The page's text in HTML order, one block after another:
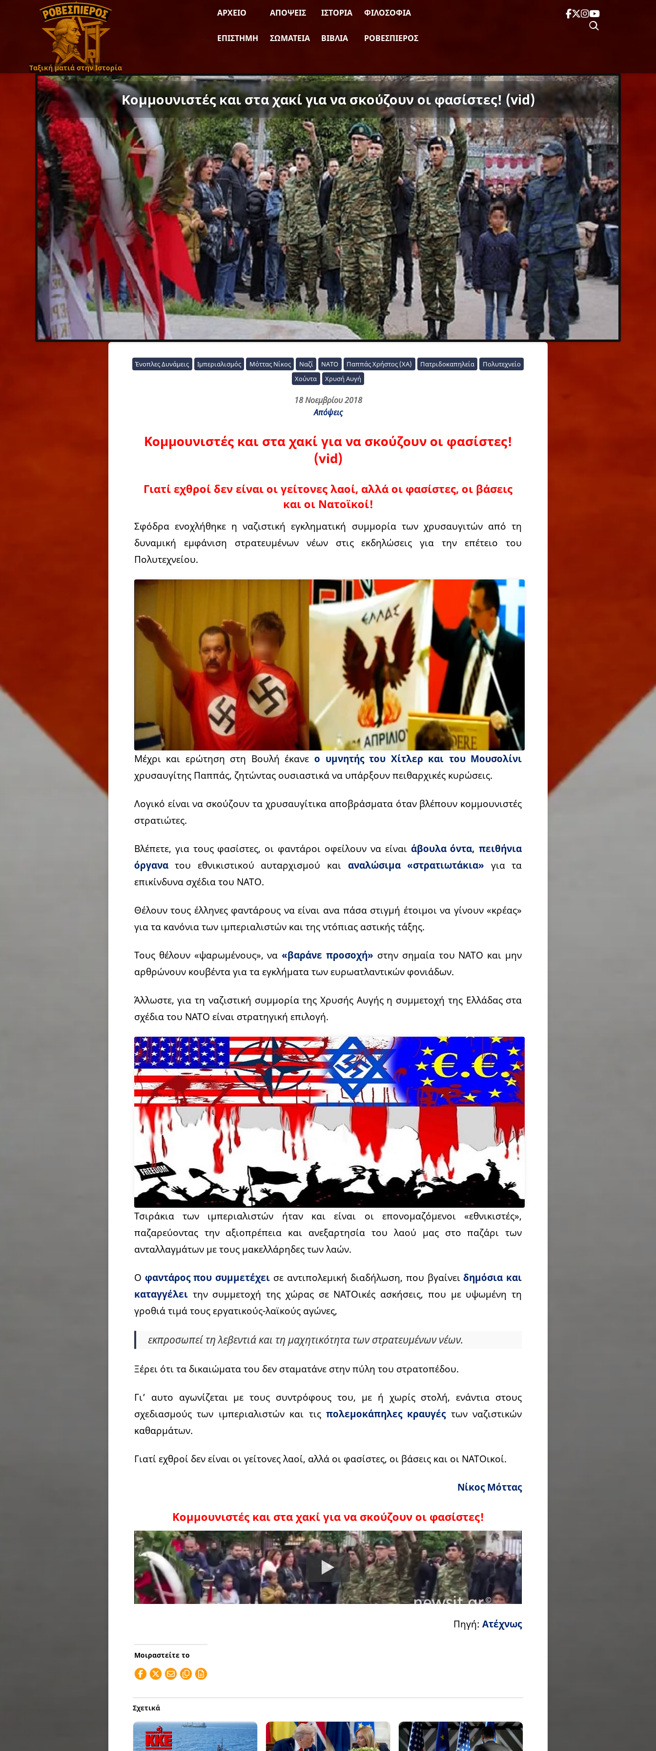
Ταξική ματιά στην Ιστορία
ΑΡΧΕΊΟ ΑΠΌΨΕΙΣ ΙΣΤΟΡΊΑ ΦΙΛΟΣΟΦΊΑ
ΕΠΙΣΤΉΜΗ ΣΩΜΑΤΕΊΑ ΒΙΒΛΊΑ ΡΟΒΕΣΠΙΈΡΟΣ
Κομμουνιστές και στα χακί για να σκούζουν οι φασίστες! (vid)
Ένοπλες Δυνάμεις Ιμπεριαλισμός Μόττας Νίκος Ναζί ΝΑΤΟ Παππάς Χρήστος (ΧΑ) Πατριδοκαπηλεία
Πολυτεχνείο
Χούντα
Χρυσή Αυγή
18 Νοεμβρίου 2018
Απόψεις
Κομμουνιστές και στα χακί για να σκούζουν οι φασίστες!
(vid)
Γιατί εχθροί δεν είναι οι γείτονες λαοί, αλλά οι φασίστες, οι βάσεις
και οι Νατοϊκοί!
Σφόδρα ενοχλήθηκε η ναζιστική εγκληματική συμμορία των χρυσαυγιτών από τη
δυναμική εμφάνιση στρατευμένων νέων στις εκδηλώσεις για την επέτειο του
Πολυτεχνείου.
Μέχρι και ερώτηση στη Βουλή έκανε ο υμνητής του Χίτλερ και του Μουσολίνι
χρυσαυγίτης Παππάς, ζητώντας ουσιαστικά να υπάρξουν πειθαρχικές κυρώσεις.
Λογικό είναι να σκούζουν τα χρυσαυγίτικα αποβράσματα όταν βλέπουν κομμουνιστές
στρατιώτες.
Βλέπετε, για τους φασίστες, οι φαντάροι οφείλουν να είναι άβουλα όντα, πειθήνια
όργανατου εθνικιστικού αυταρχισμού και αναλώσιμα «στρατιωτάκια» για τα
επικίνδυνα σχέδια του ΝΑΤΟ.
Θέλουν τους έλληνες φαντάρους να είναι ανα πάσα στιγμή έτοιμοι να γίνουν «κρέας»
για τα κανόνια των ιμπεριαλιστών και της ντόπιας αστικής τάξης.
Τους θέλουν «ψαρωμένους», να«βαράνε προσοχή» στην σημαία του ΝΑΤΟ και μην
αρθρώνουν κουβέντα για τα εγκλήματα των ευρωατλαντικών φονιάδων.
Άλλωστε, για τη ναζιστική συμμορία της Χρυσής Αυγής η συμμετοχή της Ελλάδας στα
σχέδια του ΝΑΤΟ είναι στρατηγική επιλογή.
Τσιράκια των ιμπεριαλιστών ήταν και είναι οι επονομαζόμενοι «εθνικιστές»,
παζαρεύοντας την αξιοπρέπεια και ανεξαρτησία του λαού μας στο παζάρι των
ανταλλαγμάτων με τους μακελλάρηδες των λαών.
Ο φαντάρος που συμμετέχει σε αντιπολεμική διαδήλωση, που βγαίνειδημόσια και
καταγγέλειτην συμμετοχή της χώρας σε ΝΑΤΟικές ασκήσεις, που με υψωμένη τη
γροθιά τιμά τους εργατικούς-λαϊκούς αγώνες,
εκπροσωπεί τη λεβεντιά και τη μαχητικότητα των στρατευμένων νέων.
Ξέρει ότι τα δικαιώματα του δεν σταματάνε στην πύλη του στρατοπέδου.
Γι’ αυτο αγωνίζεται με τους συντρόφους του, με ή χωρίς στολή, ενάντια στους
σχεδιασμούς των ιμπεριαλιστών και τις πολεμοκάπηλες κραυγέςτων ναζιστικών
καθαρμάτων.
Γιατί εχθροί δεν είναι οι γείτονες λαοί, αλλά οι φασίστες, οι βάσεις και οι ΝΑΤΟικοί.
Νίκος Μόττας
Κομμουνιστές και στα χακί για να σκούζουν οι φασίστες!
Πηγή:Ατέχνως
Μοιραστείτε το
Σχετικά